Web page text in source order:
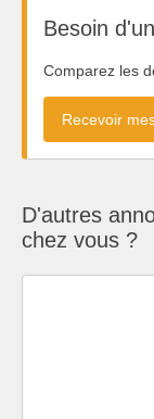
Besoin
Comparez les
Recevoir
D'autres
chez vous ?